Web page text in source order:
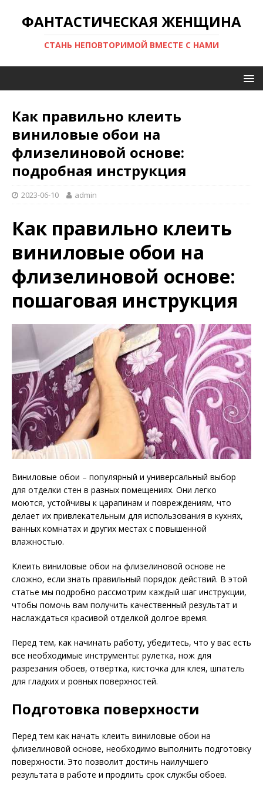
ФАНТАСТИЧЕСКАЯ ЖЕНЩИНА
СТАНЬ НЕПОВТОРИМОЙ ВМЕСТЕ С НАМИ
Как правильно клеить
виниловые обои на
флизелиновой основе:
подробная инструкция
2023-06-10 admin
Как правильно клеить
виниловые обои на
флизелиновой основе:
пошаговая инструкция
Виниловые обои – популярный и универсальный выбор
для отделки стен в разных помещениях. Они легко
моются, устойчивы к царапинам и повреждениям, что
делает их привлекательным для использования в кухнях,
ванных комнатах и других местах с повышенной
влажностью.
Клеить виниловые обои на флизелиновой основе не
сложно, если знать правильный порядок действий. В этой
статье мы подробно рассмотрим каждый шаг инструкции,
чтобы помочь вам получить качественный результат и
наслаждаться красивой отделкой долгое время.
Перед тем, как начинать работу, убедитесь, что у вас есть
все необходимые инструменты: рулетка, нож для
разрезания обоев, отвёртка, кисточка для клея, шпатель
для гладких и ровных поверхностей.
Подготовка поверхности
Перед тем как начать клеить виниловые обои на
флизелиновой основе, необходимо выполнить подготовку
поверхности. Это позволит достичь наилучшего
результата в работе и продлить срок службы обоев.